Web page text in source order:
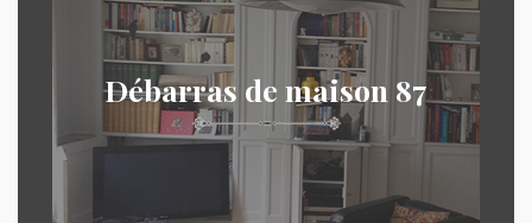
Débarras de maison 87